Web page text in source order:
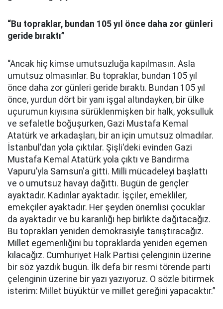
“Bu topraklar, bundan 105 yıl önce daha zor günleri
geride bıraktı”
“Ancak hiç kimse umutsuzluğa kapılmasın. Asla
umutsuz olmasınlar. Bu topraklar, bundan 105 yıl
önce daha zor günleri geride bıraktı. Bundan 105 yıl
önce, yurdun dört bir yanı işgal altındayken, bir ülke
uçurumun kıyısına sürüklenmişken bir halk, yoksulluk
ve sefaletle boğuşurken, Gazi Mustafa Kemal
Atatürk ve arkadaşları, bir an için umutsuz olmadılar.
İstanbul'dan yola çıktılar. Şişli'deki evinden Gazi
Mustafa Kemal Atatürk yola çıktı ve Bandırma
Vapuru’yla Samsun'a gitti. Milli mücadeleyi başlattı
ve o umutsuz havayı dağıttı. Bugün de gençler
ayaktadır. Kadınlar ayaktadır. İşçiler, emekliler,
emekçiler ayaktadır. Her şeyden önemlisi çocuklar
da ayaktadır ve bu karanlığı hep birlikte dağıtacağız.
Bu toprakları yeniden demokrasiyle tanıştıracağız.
Millet egemenliğini bu topraklarda yeniden egemen
kılacağız. Cumhuriyet Halk Partisi çelenginin üzerine
bir söz yazdık bugün. İlk defa bir resmi törende parti
çelenginin üzerine bir yazı yazıyoruz. O sözle bitirmek
isterim: Millet büyüktür ve millet gereğini yapacaktır.”